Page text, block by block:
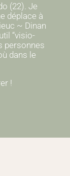
(22). Je
déplace à
~ Dinan
“visio-
personnes
dans le
!